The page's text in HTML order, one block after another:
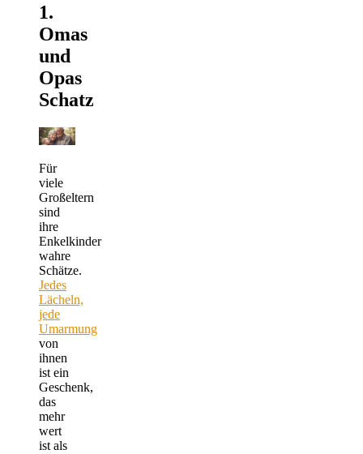
1.
Omas
und
Opas
Schatz
Für
viele
Großeltern
sind
ihre
Enkelkinder
wahre
Schätze.
Jedes
Lächeln,
jede
Umarmung
von
ihnen
ist ein
Geschenk,
das
mehr
wert
ist als